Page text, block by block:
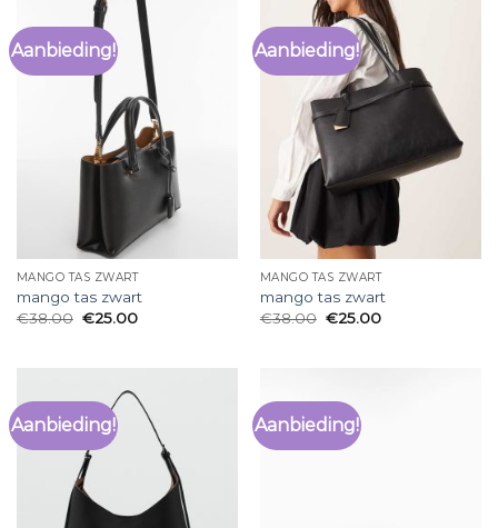
Aanbieding!
MANGO TAS ZWART
mango tas zwart
€38.00 €25.00
Aanbieding!
MANGO TAS ZWART
mango tas zwart
€38.00 €25.00
Aanbieding! Aanbieding!